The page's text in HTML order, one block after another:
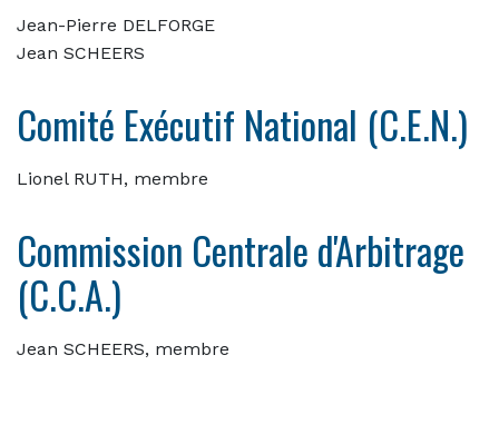
Jean-Pierre DELFORGE
Jean SCHEERS
Comité Exécutif National (C.E.N.)
Lionel RUTH, membre
Commission Centrale d'Arbitrage
(C.C.A.)
Jean SCHEERS, membre